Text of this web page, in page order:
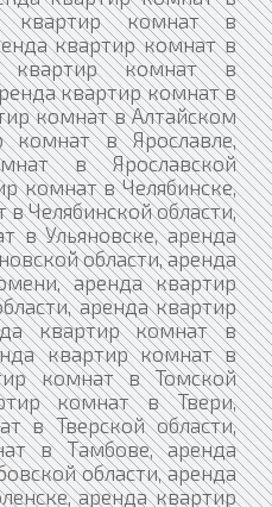
квартир комнат в
квартир комнат в
квартир комнат в
квартир комнат в
комнат в Алтайском
комнат в Ярославле,
в Ярославской
комнат в Челябинске,
Челябинской области,
в Ульяновске, аренда
области, аренда
аренда квартир
аренда квартир
квартир комнат в
квартир комнат в
комнат в Томской
комнат в Твери,
в Тверской области,
в Тамбове, аренда
области, аренда
аренда квартир